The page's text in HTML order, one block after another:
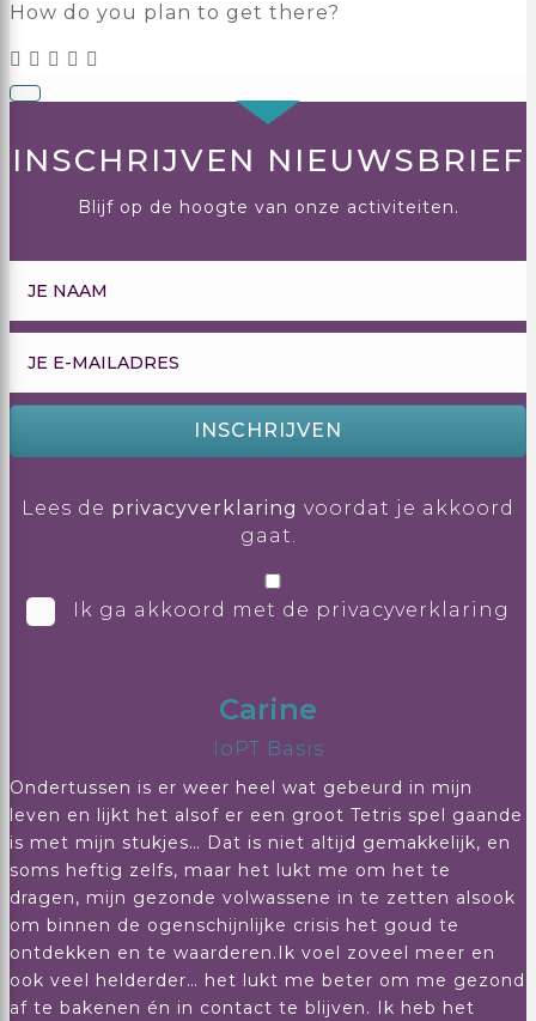
How do you plan to get there?
INSCHRIJVEN NIEUWSBRIEF
Blijf op de hoogte van onze activiteiten.
INSCHRIJVEN
Lees de privacyverklaring voordat je akkoord
gaat.
Ik ga akkoord met de privacyverklaring
Carine
IoPT Basis
Ondertussen is er weer heel wat gebeurd in mijn
leven en lijkt het alsof er een groot Tetris spel gaande
is met mijn stukjes… Dat is niet altijd gemakkelijk, en
soms heftig zelfs, maar het lukt me om het te
dragen, mijn gezonde volwassene in te zetten alsook
om binnen de ogenschijnlijke crisis het goud te
ontdekken en te waarderen.Ik voel zoveel meer en
ook veel helderder… het lukt me beter om me gezond
af te bakenen én in contact te blijven. Ik heb het